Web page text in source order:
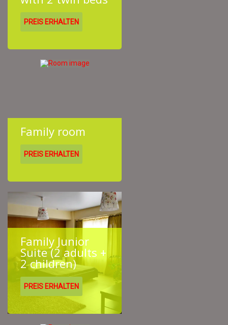
PREIS ERHALTEN
Family room
PREIS ERHALTEN
Family Junior
Suite (2 adults +
2 children)
PREIS ERHALTEN